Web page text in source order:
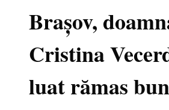
Brașov,
Cristina
luat rămas